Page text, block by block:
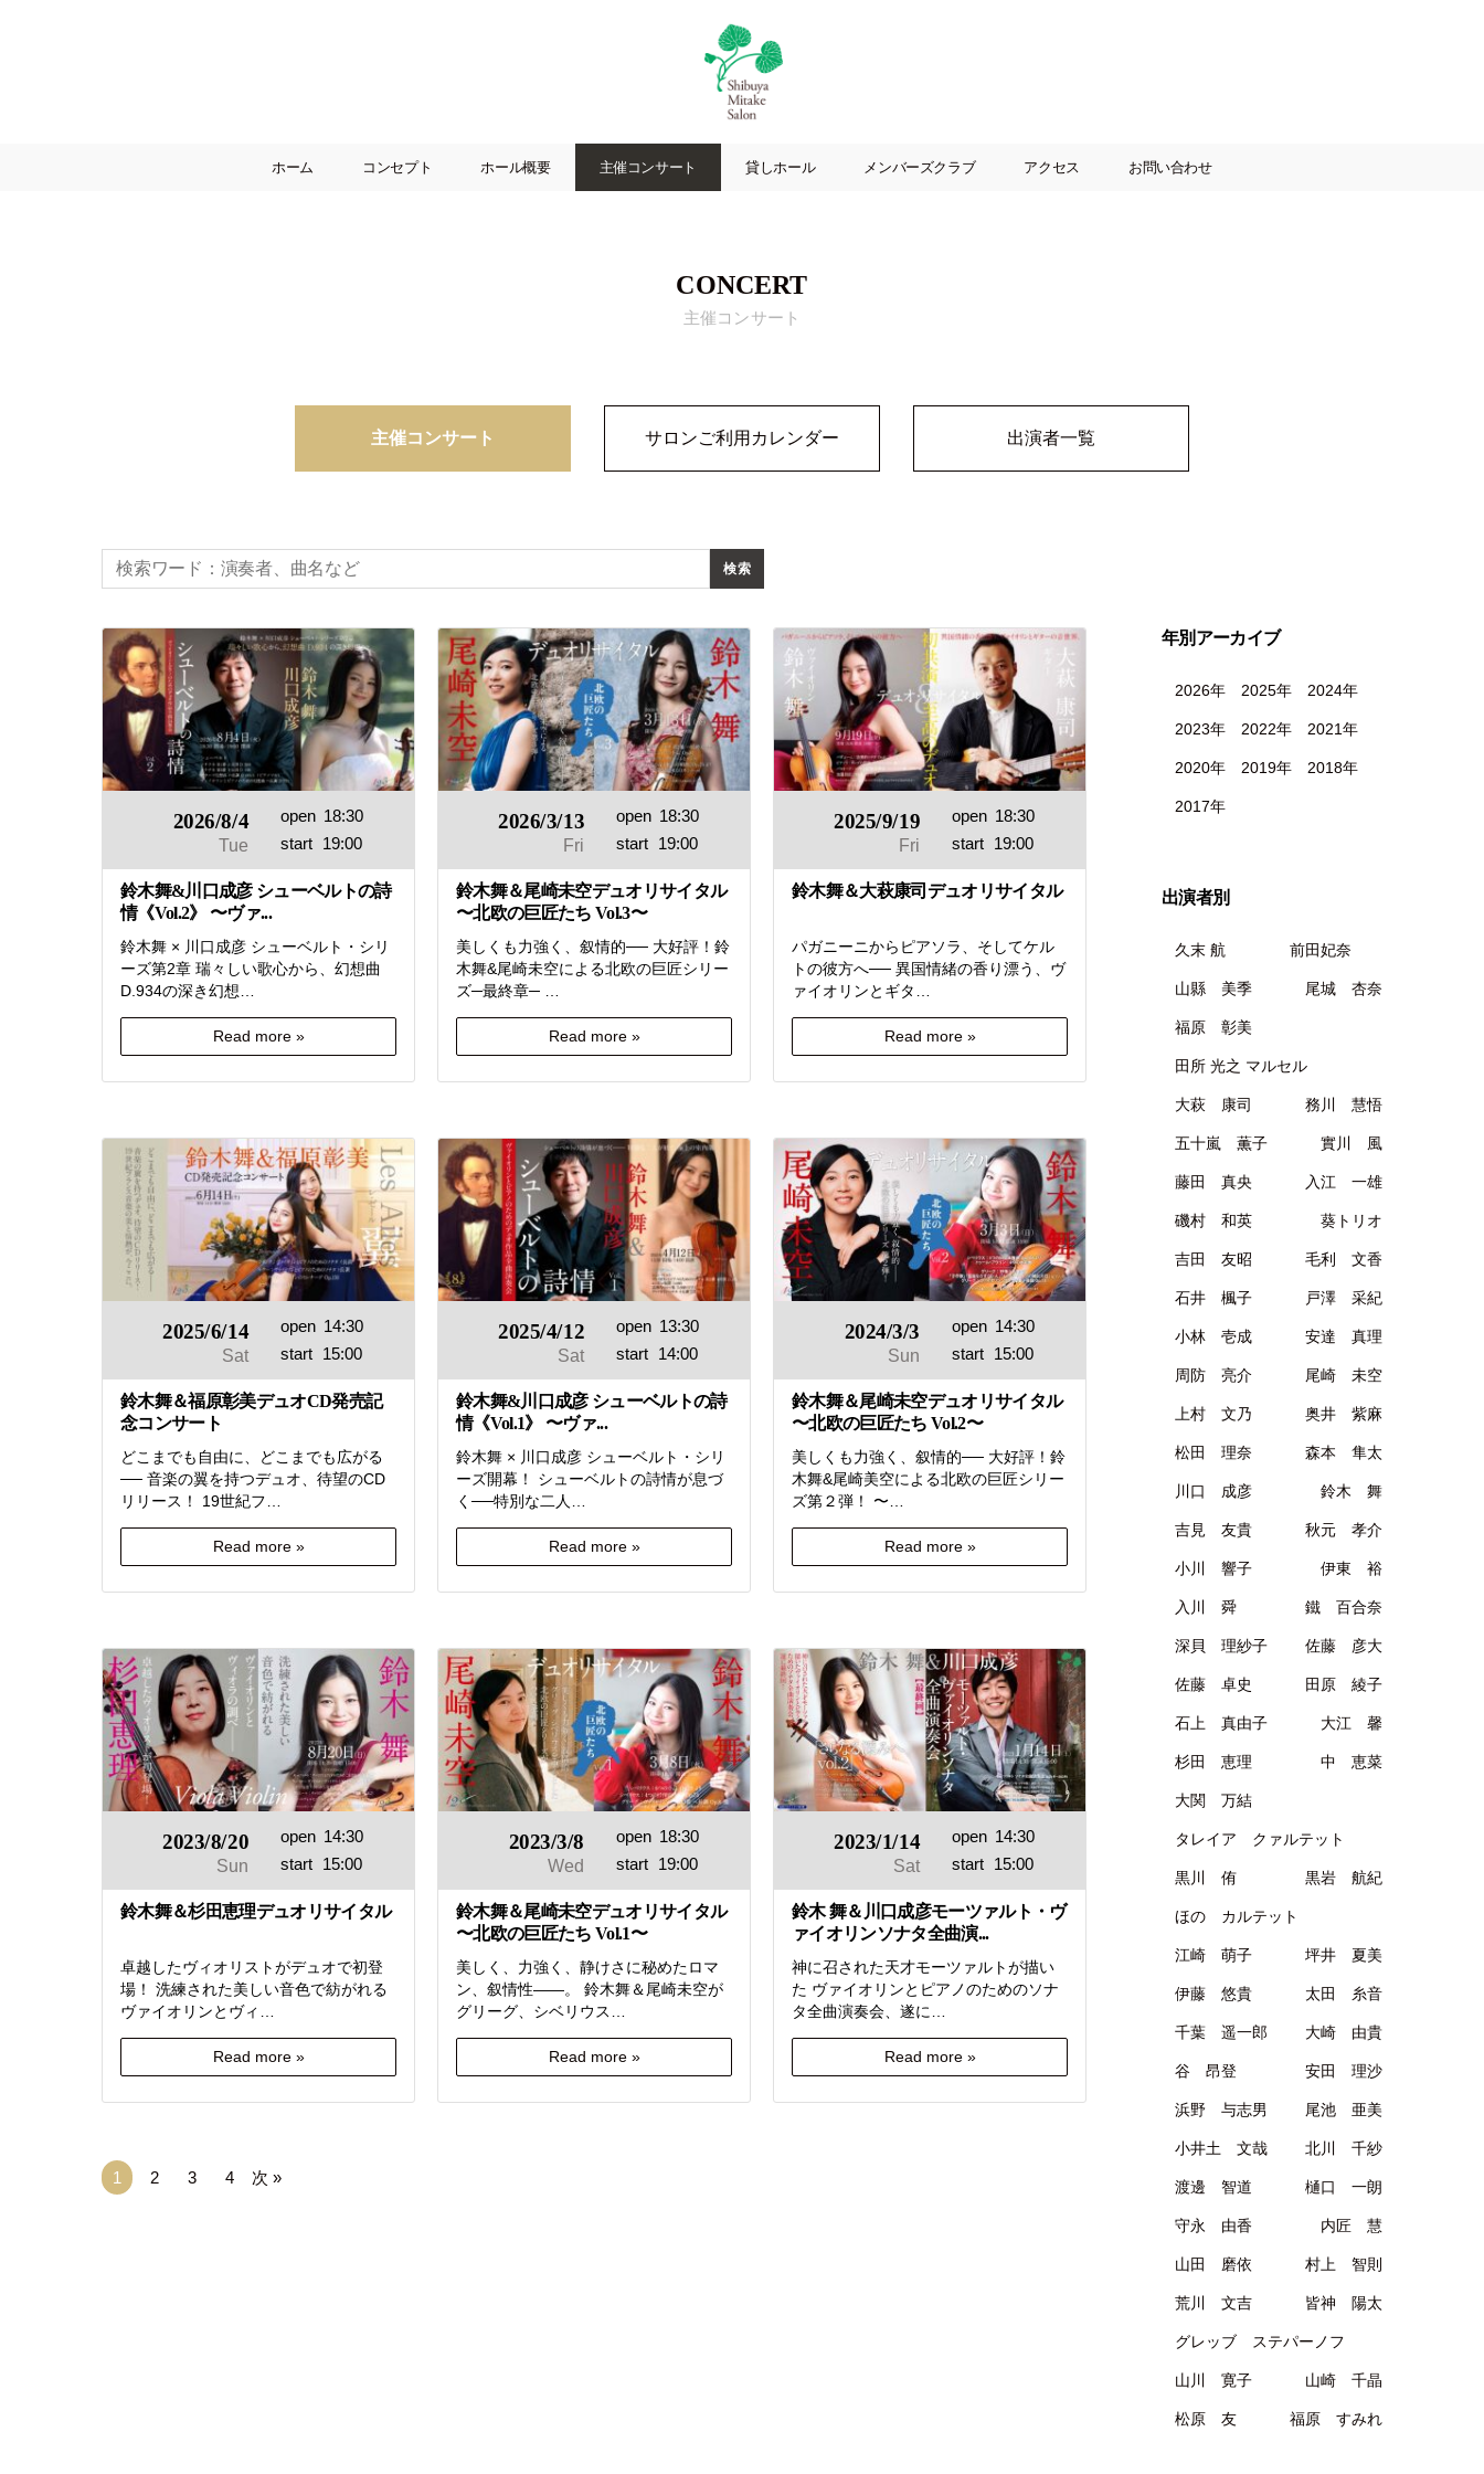
谷
美
ン
渋
徒
歩
3
分
風
モ
ダ
な
音
楽
サ
ロ
ン
ホーム コンセプト ホール概要 主催コンサート 貸しホール メンバーズクラブ アクセス お問い合わせ
CONCERT
主催コンサート
主催コンサート サロンご利用カレンダー 出演者一覧
2026/8/4
Tue
open 18:30
start 19:00
鈴木舞&川口成彦 シューベルトの詩
情《Vol.2》 〜ヴァ...
鈴木舞 × 川口成彦 シューベルト・シリ
ーズ第2章 瑞々しい歌心から、幻想曲
D.934の深き幻想…
Read more »
2026/3/13
Fri
open 18:30
start 19:00
鈴木舞＆尾崎未空デュオリサイタル
〜北欧の巨匠たち Vol.3〜
美しくも力強く、叙情的── 大好評！鈴
木舞&尾崎未空による北欧の巨匠シリー
ズ─最終章─ …
Read more »
2025/9/19
Fri
open 18:30
start 19:00
鈴木舞＆大萩康司デュオリサイタル
パガニーニからピアソラ、そしてケル
トの彼方へ── 異国情緒の香り漂う、ヴ
ァイオリンとギタ…
Read more »
2025/6/14
Sat
open 14:30
start 15:00
鈴木舞＆福原彰美デュオCD発売記
念コンサート
どこまでも自由に、どこまでも広がる
── 音楽の翼を持つデュオ、待望のCD
リリース！ 19世紀フ…
Read more »
2025/4/12
Sat
open 13:30
start 14:00
鈴木舞&川口成彦 シューベルトの詩
情《Vol.1》 〜ヴァ...
鈴木舞 × 川口成彦 シューベルト・シリ
ーズ開幕！ シューベルトの詩情が息づ
く──特別な二人…
Read more »
2024/3/3
Sun
open 14:30
start 15:00
鈴木舞＆尾崎未空デュオリサイタル
〜北欧の巨匠たち Vol.2〜
美しくも力強く、叙情的── 大好評！鈴
木舞&尾崎美空による北欧の巨匠シリー
ズ第２弾！ 〜…
Read more »
2023/8/20
Sun
open 14:30
start 15:00
鈴木舞＆杉田恵理デュオリサイタル
卓越したヴィオリストがデュオで初登
場！ 洗練された美しい音色で紡がれる
ヴァイオリンとヴィ…
Read more »
2023/3/8
Wed
open 18:30
start 19:00
鈴木舞＆尾崎未空デュオリサイタル
〜北欧の巨匠たち Vol.1〜
美しく、力強く、静けさに秘めたロマ
ン、叙情性――。 鈴木舞＆尾崎未空が
グリーグ、シベリウス…
Read more »
2023/1/14
Sat
open 14:30
start 15:00
鈴木 舞＆川口成彦モーツァルト・ヴ
ァイオリンソナタ全曲演...
神に召された天才モーツァルトが描い
た ヴァイオリンとピアノのためのソナ
タ全曲演奏会、遂に…
Read more »
1 2 3 4 次 »
年別アーカイブ
2026年 2025年 2024年
2023年 2022年 2021年
2020年 2019年 2018年
2017年
出演者別
久末 航 前田妃奈
山縣 美季 尾城 杏奈
福原 彰美
田所 光之 マルセル
大萩 康司 務川 慧悟
五十嵐 薫子 實川 風
藤田 真央 入江 一雄
磯村 和英 葵トリオ
吉田 友昭 毛利 文香
石井 楓子 戸澤 采紀
小林 壱成 安達 真理
周防 亮介 尾崎 未空
上村 文乃 奥井 紫麻
松田 理奈 森本 隼太
川口 成彦 鈴木 舞
吉見 友貴 秋元 孝介
小川 響子 伊東 裕
入川 舜 鐵 百合奈
深貝 理紗子 佐藤 彦大
佐藤 卓史 田原 綾子
石上 真由子 大江 馨
杉田 恵理 中 恵菜
大関 万結
タレイア クァルテット
黒川 侑 黒岩 航紀
ほの カルテット
江崎 萌子 坪井 夏美
伊藤 悠貴 太田 糸音
千葉 遥一郎 大崎 由貴
谷 昂登 安田 理沙
浜野 与志男 尾池 亜美
小井土 文哉 北川 千紗
渡邊 智道 樋口 一朗
守永 由香 内匠 慧
山田 磨依 村上 智則
荒川 文吉 皆神 陽太
グレッブ ステパーノフ
山川 寛子 山崎 千晶
松原 友 福原 すみれ